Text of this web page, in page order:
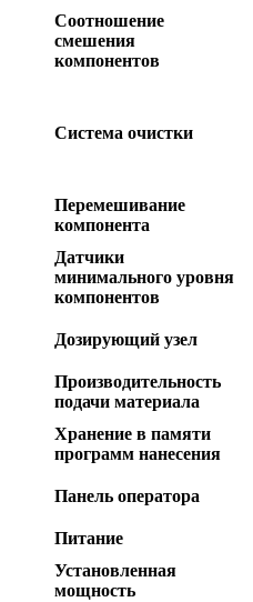
Соотношение
смешения
компонентов
Система очистки
Перемешивание
компонента
Датчики
минимального уровня
компонентов
Дозирующий узел
Производительность
подачи материала
Хранение в памяти
программ нанесения
Панель оператора
Питание
Установленная
мощность